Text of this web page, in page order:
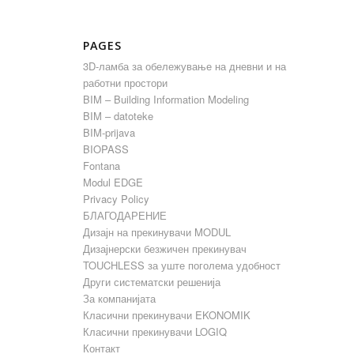
PAGES
3D-ламба за обележување на дневни и на
работни простори
BIM – Building Information Modeling
BIM – datoteke
BIM-prijava
BIOPASS
Fontana
Modul EDGE
Privacy Policy
БЛАГОДАРЕНИЕ
Дизајн на прекинувачи MODUL
Дизајнерски безжичен прекинувач
TOUCHLESS за уште поголема удобност
Други систематски решенија
За компанијата
Класични прекинувачи EKONOMIK
Класични прекинувачи LOGIQ
Контакт